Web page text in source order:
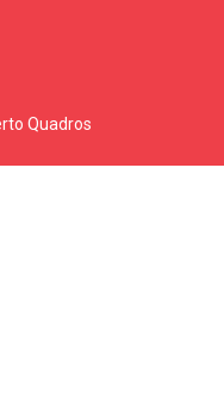
Quadros